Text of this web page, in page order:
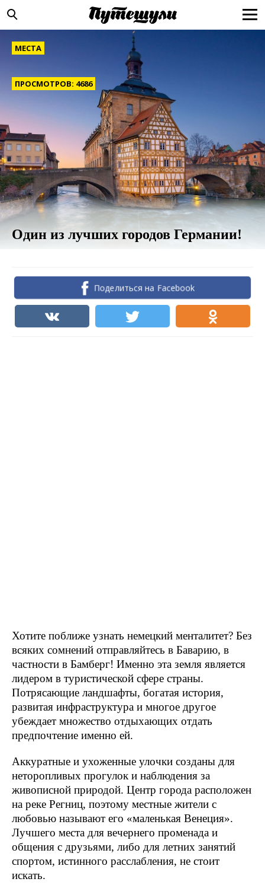
МЕСТА
ПРОСМОТРОВ: 4686
Один из лучших городов Германии!
Поделиться на Facebook
Хотите поближе узнать немецкий менталитет? Без
всяких сомнений отправляйтесь в Баварию, в
частности в Бамберг! Именно эта земля является
лидером в туристической сфере страны.
Потрясающие ландшафты, богатая история,
развитая инфраструктура и многое другое
убеждает множество отдыхающих отдать
предпочтение именно ей.
Аккуратные и ухоженные улочки созданы для
неторопливых прогулок и наблюдения за
живописной природой. Центр города расположен
на реке Регниц, поэтому местные жители с
любовью называют его «маленькая Венеция».
Лучшего места для вечернего променада и
общения с друзьями, либо для летних занятий
спортом, истинного расслабления, не стоит
искать.